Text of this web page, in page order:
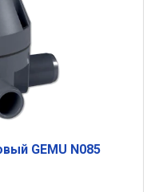
GEMU N085